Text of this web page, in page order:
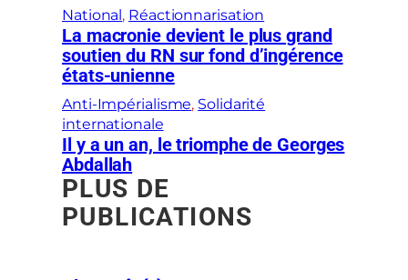
National, Réactionnarisation
La macronie devient le plus grand
soutien du RN sur fond d’ingérence
états-unienne
Anti-Impérialisme, Solidarité
internationale
Il y a un an, le triomphe de Georges
Abdallah
PLUS DE
PUBLICATIONS